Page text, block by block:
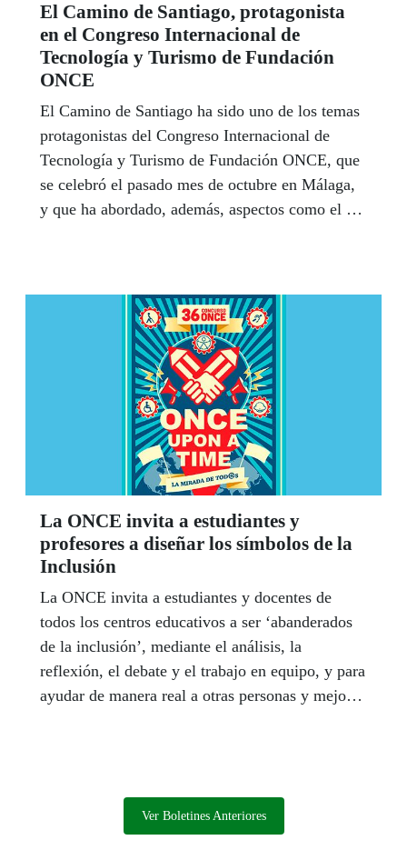
El Camino de Santiago, protagonista
en el Congreso Internacional de
Tecnología y Turismo de Fundación
ONCE
El Camino de Santiago ha sido uno de los temas
protagonistas del Congreso Internacional de
Tecnología y Turismo de Fundación ONCE, que
se celebró el pasado mes de octubre en Málaga,
y que ha abordado, además, aspectos como el de
La ONCE invita a estudiantes y
profesores a diseñar los símbolos de la
Inclusión
La ONCE invita a estudiantes y docentes de
todos los centros educativos a ser ‘abanderados
de la inclusión’, mediante el análisis, la
reflexión, el debate y el trabajo en equipo, y para
ayudar de manera real a otras personas y mejorar
Ver Boletines Anteriores